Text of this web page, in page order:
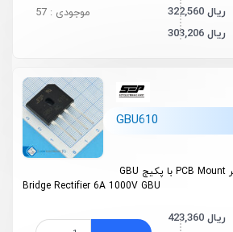
322,560 ریال
303,206 ریال
موجودی : 57
GBU610
Bridge Rectifier 6A 1000V GBU
423,360 ریال